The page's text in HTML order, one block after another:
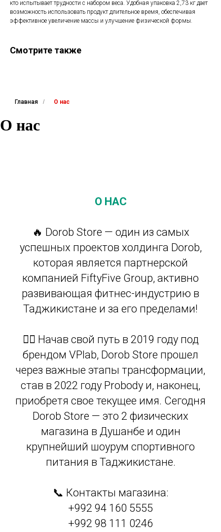
кто испытывает трудности с набором веса. Удобная упаковка 2,73 кг дает
возможность использовать продукт длительное время, обеспечивая
эффективное увеличение массы и улучшение физической формы.
Смотрите также
Главная / О нас
О нас
О НАС
🔥 Dorob Store — один из самых
успешных проектов холдинга Dorob,
которая является партнерской
компанией FiftyFive Group, активно
развивающая фитнес-индустрию в
Таджикистане и за его пределами!
🏋️‍♂️ Начав свой путь в 2019 году под
брендом VPlab, Dorob Store прошел
через важные этапы трансформации,
став в 2022 году Probody и, наконец,
приобретя свое текущее имя. Сегодня
Dorob Store — это 2 физических
магазина в Душанбе и один
крупнейший шоурум спортивного
питания в Таджикистане.
📞 Контакты магазина:
+992 94 160 5555
+992 98 111 0246